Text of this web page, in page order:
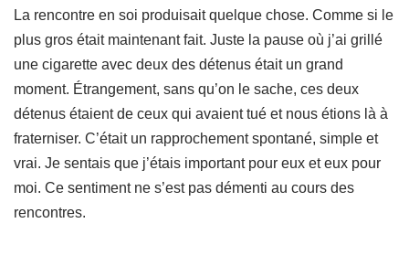
La rencontre en soi produisait quelque chose. Comme si le
plus gros était maintenant fait. Juste la pause où j’ai grillé
une cigarette avec deux des détenus était un grand
moment. Étrangement, sans qu’on le sache, ces deux
détenus étaient de ceux qui avaient tué et nous étions là à
fraterniser. C’était un rapprochement spontané, simple et
vrai. Je sentais que j’étais important pour eux et eux pour
moi. Ce sentiment ne s’est pas démenti au cours des
rencontres.